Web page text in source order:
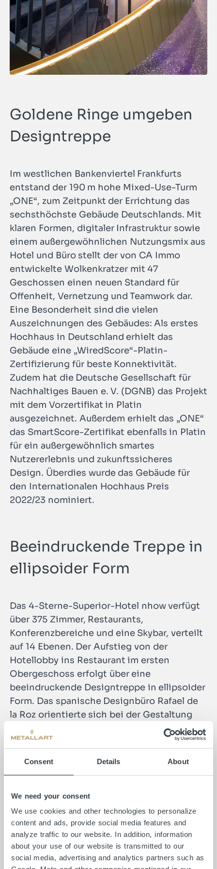
Consent Details About
We need your consent
We use cookies and other technologies to personalize
content and ads, provide social media features and
analyze traffic to our website. In addition, information
about your use of our website is transmitted to our
social media, advertising and analytics partners such as
Goldene Ringe umgeben
Designtreppe
Im westlichen Bankenviertel Frankfurts
entstand der 190 m hohe Mixed-Use-Turm
„ONE“, zum Zeitpunkt der Errichtung das
sechsthöchste Gebäude Deutschlands. Mit
klaren Formen, digitaler Infrastruktur sowie
einem außergewöhnlichen Nutzungsmix aus
Hotel und Büro stellt der von CA Immo
entwickelte Wolkenkratzer mit 47
Geschossen einen neuen Standard für
Offenheit, Vernetzung und Teamwork dar.
Eine Besonderheit sind die vielen
Auszeichnungen des Gebäudes: Als erstes
Hochhaus in Deutschland erhielt das
Gebäude eine „WiredScore“-Platin-
Zertifizierung für beste Konnektivität.
Zudem hat die Deutsche Gesellschaft für
Nachhaltiges Bauen e. V. (DGNB) das Projekt
mit dem Vorzertifikat in Platin
ausgezeichnet. Außerdem erhielt das „ONE“
das SmartScore-Zertifikat ebenfalls in Platin
für ein außergewöhnlich smartes
Nutzererlebnis und zukunftssicheres
Design. Überdies wurde das Gebäude für
den Internationalen Hochhaus Preis
2022/23 nominiert.
Beeindruckende Treppe in
ellipsoider Form
Das 4-Sterne-Superior-Hotel nhow verfügt
über 375 Zimmer, Restaurants,
Konferenzbereiche und eine Skybar, verteilt
auf 14 Ebenen. Der Aufstieg von der
Hotellobby ins Restaurant im ersten
Obergeschoss erfolgt über eine
beeindruckende Designtreppe in ellipsoider
Form. Das spanische Designbüro Rafael de
la Roz orientierte sich bei der Gestaltung
der goldenen Skulptur am Designkonzept
„The Art of Money“. Die übereinander
vermitteln Bewegung und Leichtigkeit. Das
ästhetische Staketengeländer der
Designtreppe findet seine Vollendung in
einem Handlauf aus Edelstahlrundrohr mit
LED-Beleuchtung, die für eine harmonische
wie auch sicherheitsrelevante Ausleuchtung